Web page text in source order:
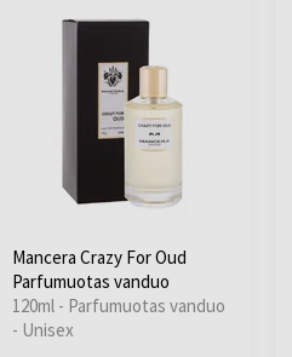
Mancera Crazy For Oud
Parfumuotas vanduo
120ml - Parfumuotas vanduo
- Unisex